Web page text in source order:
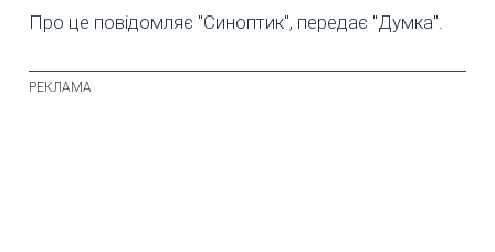
Про це повідомляє "Синоптик", передає "Думка".